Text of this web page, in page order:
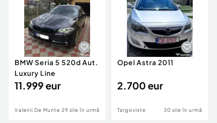
BMW Seria 5 520d Aut.
Luxury Line
11.999 eur
Valenii De Munte 29 zile în urmă
Opel Astra 2011
2.700 eur
Targoviste 30 zile în urmă